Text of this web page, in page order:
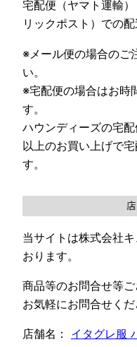
宅配便（ヤマト運輸
リックポスト）での配
※メール便の場合のご
い。
※宅配便の場合はお時
す。
ハウンディーズの宅
以上のお買い上げで
す。
当サイトは株式会社
おります。
商品等のお問合せ等
お気軽にお問合せくだ
店舗名： イタグレ服